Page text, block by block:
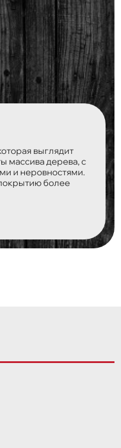
выглядит
массива дерева, с
и неровностями.
более